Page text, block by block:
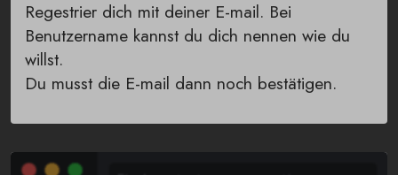
Regestrier dich mit deiner E-mail. Bei
Benutzername kannst du dich nennen wie du
willst.
Du musst die E-mail dann noch bestätigen.